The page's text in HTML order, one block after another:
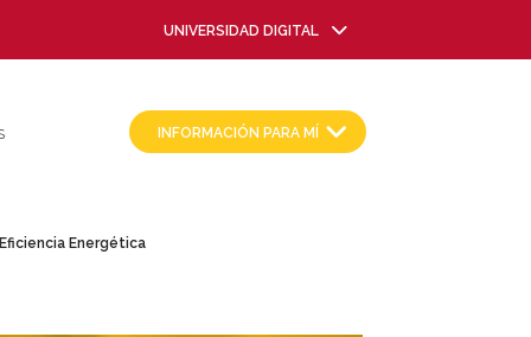
UNIVERSIDAD DIGITAL
INFORMACIÓN PARA MÍ
Energética